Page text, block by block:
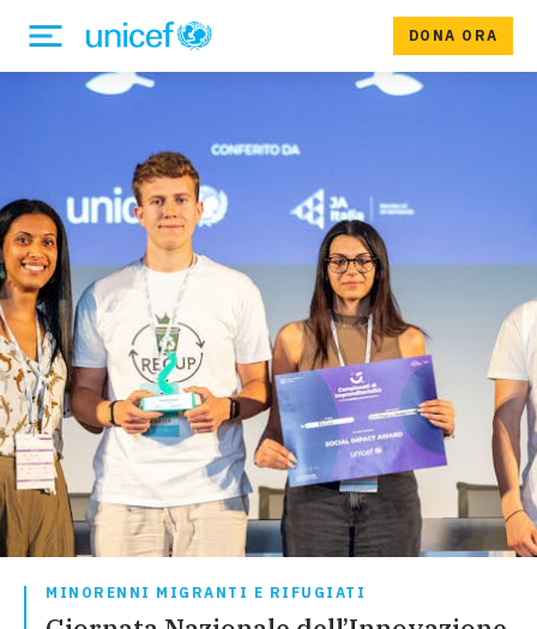
DONA ORA
MINORENNI MIGRANTI E RIFUGIATI